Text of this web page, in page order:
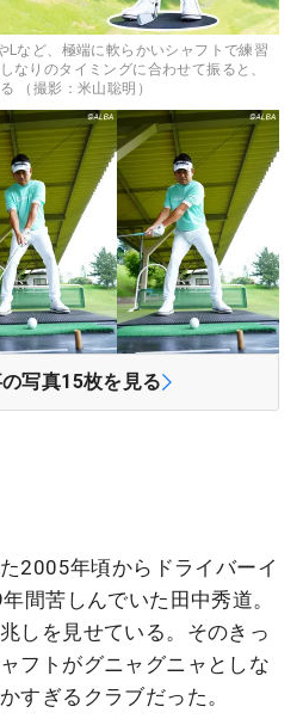
Lなど、極端に軟らかいシャフトで練習
なりのタイミングに合わせて振ると、
（撮影：米山聡明）
写真15枚を見る
2005年頃からドライバーイ
間苦しんでいた田中秀道。
しを見せている。そのきっ
フトがグニャグニャとしな
すぎるクラブだった。